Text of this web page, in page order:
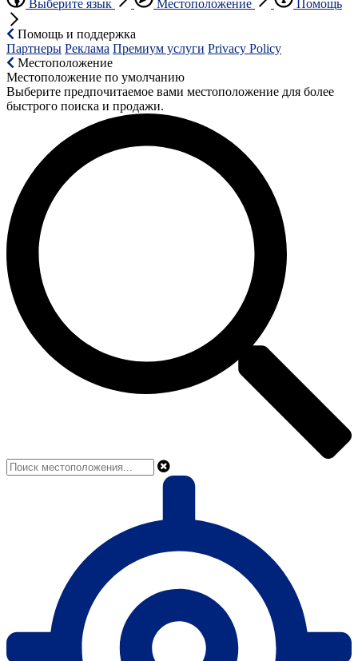
Выберите язык Местоположение Помощь
Помощь и поддержка
Партнеры Реклама Премиум услуги Privacy Policy
Местоположение
Местоположение по умолчанию
Выберите предпочитаемое вами местоположение для более
быстрого поиска и продажи.